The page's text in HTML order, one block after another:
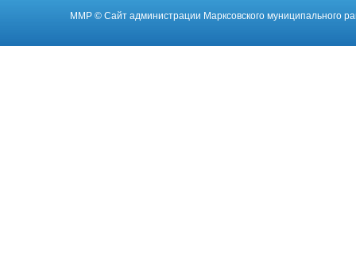
ММР © Cайт администрации Марксовского муниципального